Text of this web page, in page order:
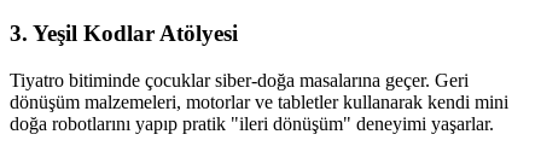
3. Yeşil Kodlar Atölyesi
Tiyatro bitiminde çocuklar siber-doğa masalarına geçer. Geri
dönüşüm malzemeleri, motorlar ve tabletler kullanarak kendi mini
doğa robotlarını yapıp pratik "ileri dönüşüm" deneyimi yaşarlar.